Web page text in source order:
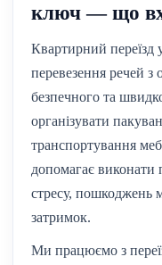
ключ — що
Квартирний
перевезення речей з
безпечного та
організувати
транспортування
допомагає виконати
стресу, пошкоджень
затримок.
Ми працюємо з